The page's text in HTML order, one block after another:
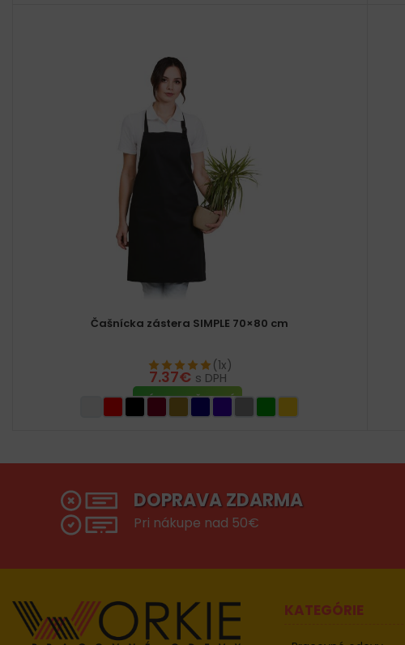
Čašnícka zástera SIMPLE 70×80 cm
(1x)
7.37€ s DPH
VÝBER MOŽNOSTÍ
DOPRAVA ZDARMA
Pri nákupe nad 50€
KATEGÓRIE